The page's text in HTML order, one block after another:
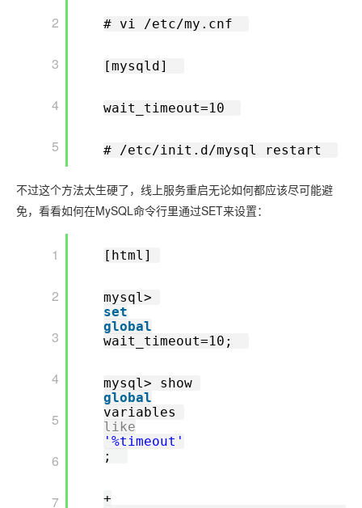
       2
       3
       4
       5
# vi /etc/my.cnf
[mysqld]
wait_timeout=10
# /etc/init.d/mysql restart
不过这个方法太生硬了，线上服务重启无论如何都应该尽可能避
免，看看如何在MySQL命令行里通过SET来设置：
       1
       2
       3
       4
       5
       6
       7
[html]
mysql>
set
global
wait_timeout=10;
mysql> show
global
variables
like
'%timeout'
;
+